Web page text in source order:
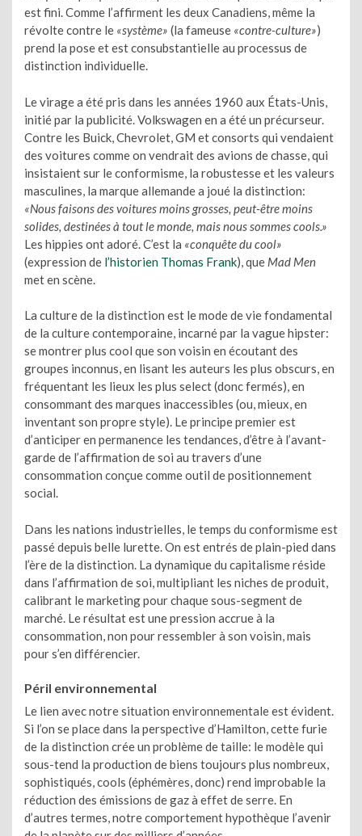
est fini. Comme l’affirment les deux Canadiens, même la
révolte contre le «système» (la fameuse «contre-culture»)
prend la pose et est consubstantielle au processus de
distinction individuelle.
Le virage a été pris dans les années 1960 aux États-Unis,
initié par la publicité. Volkswagen en a été un précurseur.
Contre les Buick, Chevrolet, GM et consorts qui vendaient
des voitures comme on vendrait des avions de chasse, qui
insistaient sur le conformisme, la robustesse et les valeurs
masculines, la marque allemande a joué la distinction:
«Nous faisons des voitures moins grosses, peut-être moins
solides, destinées à tout le monde, mais nous sommes cools.»
Les hippies ont adoré. C’est la «conquête du cool»
(expression de l’historien Thomas Frank), que Mad Men
met en scène.
La culture de la distinction est le mode de vie fondamental
de la culture contemporaine, incarné par la vague hipster:
se montrer plus cool que son voisin en écoutant des
groupes inconnus, en lisant les auteurs les plus obscurs, en
fréquentant les lieux les plus select (donc fermés), en
consommant des marques inaccessibles (ou, mieux, en
inventant son propre style). Le principe premier est
d’anticiper en permanence les tendances, d’être à l’avant-
garde de l’affirmation de soi au travers d’une
consommation conçue comme outil de positionnement
social.
Dans les nations industrielles, le temps du conformisme est
passé depuis belle lurette. On est entrés de plain-pied dans
l’ère de la distinction. La dynamique du capitalisme réside
dans l’affirmation de soi, multipliant les niches de produit,
calibrant le marketing pour chaque sous-segment de
marché. Le résultat est une pression accrue à la
consommation, non pour ressembler à son voisin, mais
pour s’en différencier.
Péril environnemental
Le lien avec notre situation environnementale est évident.
Si l’on se place dans la perspective d’Hamilton, cette furie
de la distinction crée un problème de taille: le modèle qui
sous-tend la production de biens toujours plus nombreux,
sophistiqués, cools (éphémères, donc) rend improbable la
réduction des émissions de gaz à effet de serre. En
d’autres termes, notre comportement hypothèque l’avenir